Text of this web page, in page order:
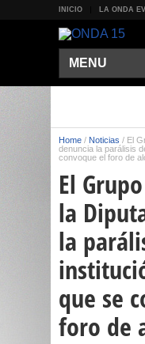
INICIO LA ONDA
MENU
Home / Noticias / El
denuncia la parálisis
convoque el foro de
El
la
la
que se
foro de